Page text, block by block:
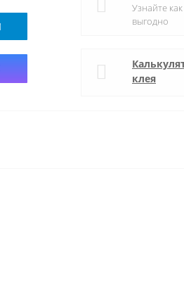
Узнайте
выгодно
клея